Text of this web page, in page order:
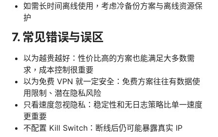
如需长时间离线使用，考虑冷备份方案与离线资源保
护
7. 常见错误与误区
以为越贵越好：性价比高的方案也能满足大多数需
求，成本控制很重要
以为免费 VPN 就一定安全：免费方案往往有数据使
用限制、潜在隐私风险
只看速度忽视隐私：稳定性和无日志策略比单一速度
更重要
不配置 Kill Switch：断线后仍可能暴露真实 IP